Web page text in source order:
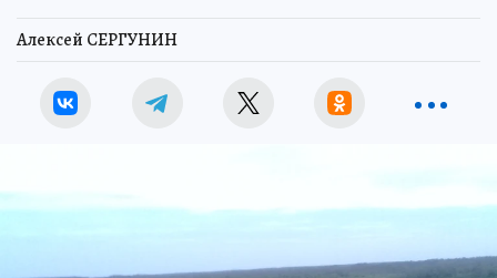
Алексей СЕРГУНИН